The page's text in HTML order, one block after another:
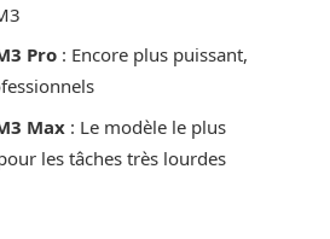
Pro : Encore plus puissant,
Max : Le modèle le plus
les tâches très lourdes